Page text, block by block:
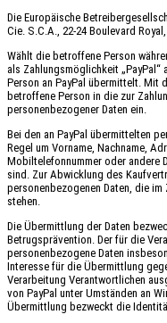
Die Europäische
Cie. S.C.A., 22-24 Boulevard
Wählt die betroffene Person
als Zahlungsmöglichkeit
Person an PayPal übermittelt. Mit
betroffene Person in die zur
personenbezogener Daten ein.
Bei den an PayPal übermittelten
Regel um Vorname, Nachname,
Mobiltelefonnummer oder andere
sind. Zur Abwicklung des
personenbezogenen Daten, die
stehen.
Die Übermittlung der Daten
Betrugsprävention. Der für die
personenbezogene Daten
Interesse für die Übermittlung
Verarbeitung Verantwortlichen
von PayPal unter Umständen an
Übermittlung bezweckt die